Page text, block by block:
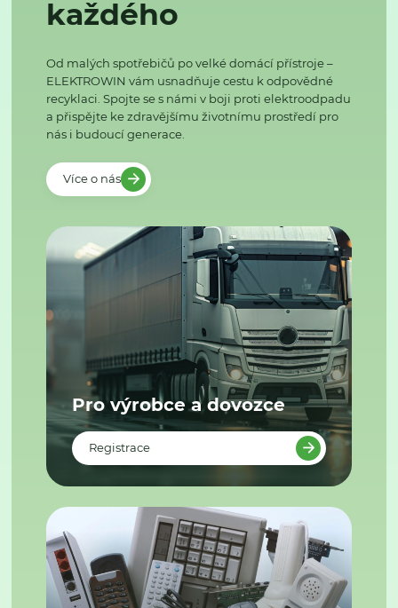
každého
Od malých spotřebičů po velké domácí přístroje –
ELEKTROWIN vám usnadňuje cestu k odpovědné
recyklaci. Spojte se s námi v boji proti elektroodpadu
a přispějte ke zdravějšímu životnímu prostředí pro
nás i budoucí generace.
Více o nás
Pro výrobce a dovozce
Registrace